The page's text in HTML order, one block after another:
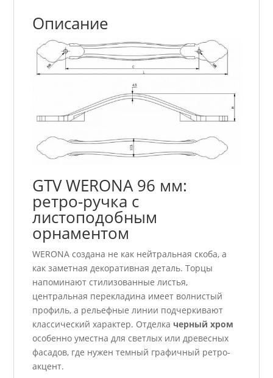
Описание
GTV WERONA 96 мм:
ретро-ручка с
листоподобным
орнаментом
WERONA создана не как нейтральная скоба, а
как заметная декоративная деталь. Торцы
напоминают стилизованные листья,
центральная перекладина имеет волнистый
профиль, а рельефные линии подчеркивают
классический характер. Отделкачерный хром
особенно уместна для светлых или древесных
фасадов, где нужен темный графичный ретро-
акцент.